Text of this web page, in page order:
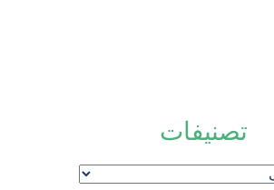
تصنيفات